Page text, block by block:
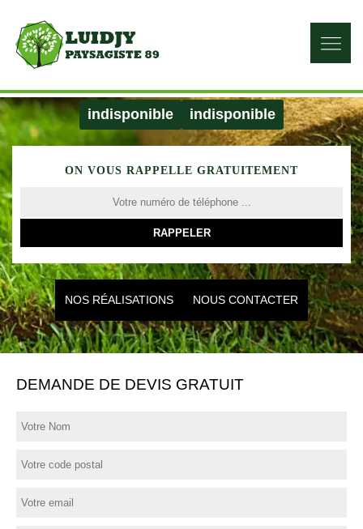
indisponible indisponible
ON VOUS RAPPELLE GRATUITEMENT
NOS RÉALISATIONS NOUS CONTACTER
DEMANDE DE DEVIS GRATUIT